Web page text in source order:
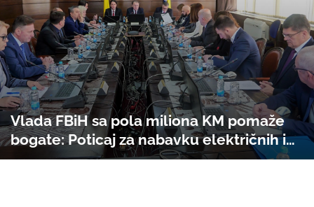
Vlada FBiH sa pola miliona KM pomaže
bogate: Poticaj za nabavku električnih i
hibridnih automobila dobilo dvoje sudija